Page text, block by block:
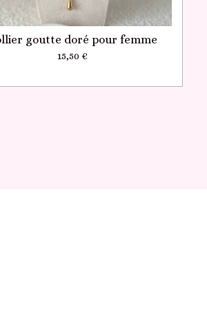
goutte doré pour femme
15,50 €